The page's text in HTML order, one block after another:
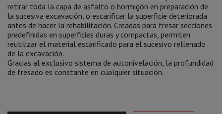
retirar toda la capa de asfalto o hormigón en preparación de
la sucesiva excavación, o escarificar la superficie deteriorada
antes de hacer la rehabilitación. Creadas para fresar secciones
predefinidas en superficies duras y compactas, permiten
reutilizar el material escarificado para el sucesivo rellenado
de la excavación.
Gracias al exclusivo sistema de autonivelación, la profundidad
de fresado es constante en cualquier situación.